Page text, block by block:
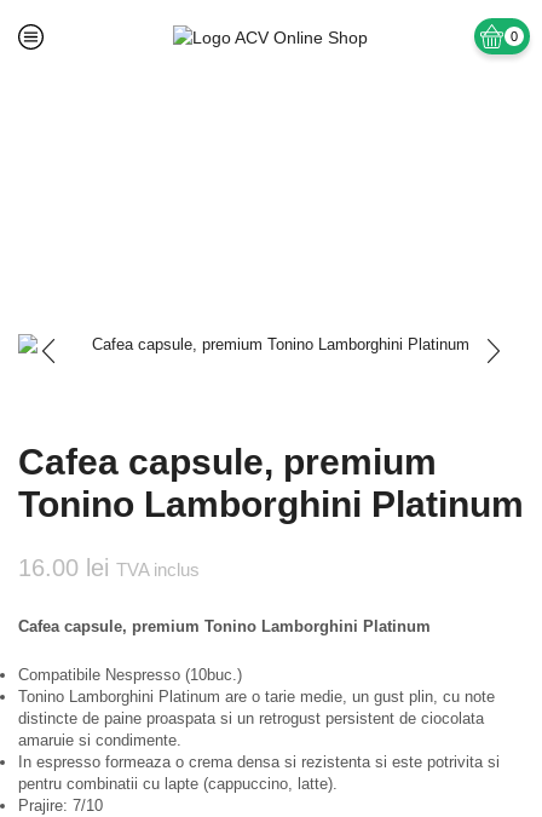
0
Cafea capsule, premium
Tonino Lamborghini Platinum
16.00 lei TVA inclus
Cafea capsule, premium Tonino Lamborghini Platinum
Compatibile Nespresso (10buc.)
Tonino Lamborghini Platinum are o tarie medie, un gust plin, cu note
distincte de paine proaspata si un retrogust persistent de ciocolata
amaruie si condimente.
In espresso formeaza o crema densa si rezistenta si este potrivita si
pentru combinatii cu lapte (cappuccino, latte).
Prajire: 7/10